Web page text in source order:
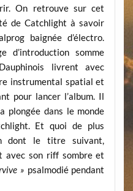
On retrouve sur cet
de Catchlight à savoir
baignée d’électro.
d’introduction somme
livrent avec
instrumental spatial et
pour lancer l’album. Il
plongée dans le monde
Et quoi de plus
dont le titre suivant,
avec son riff sombre et
» psalmodié pendant